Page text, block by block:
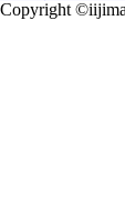
Copyright